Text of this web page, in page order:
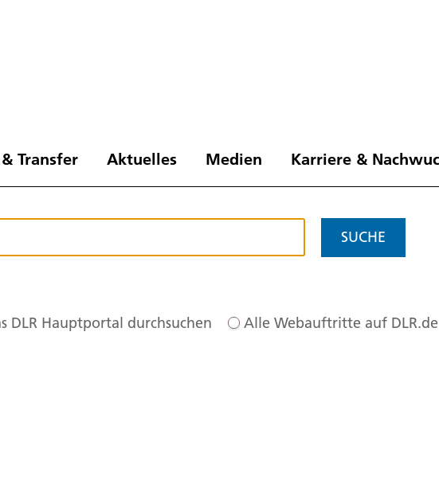
Transfer Aktuelles Medien Karriere &
SUCHE
DLR Hauptportal durchsuchen Alle Webauftritte auf